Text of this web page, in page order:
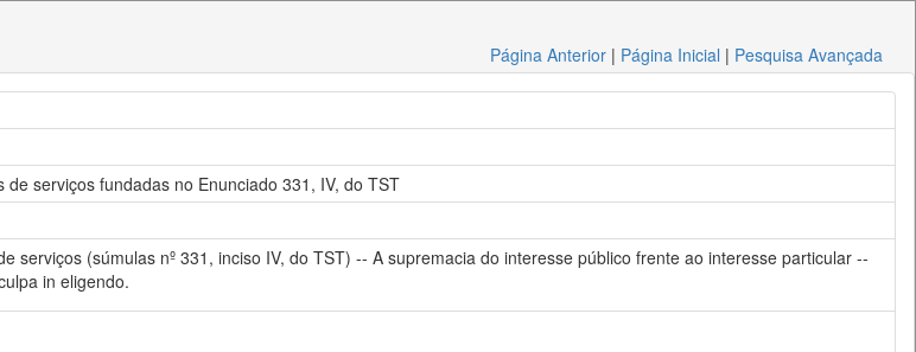
Página Anterior | Página Inicial | Pesquisa Avançada
serviços fundadas no Enunciado 331, IV, do TST
serviços (súmulas nº 331, inciso IV, do TST) -- A supremacia do interesse público frente ao interesse particular --
in eligendo.